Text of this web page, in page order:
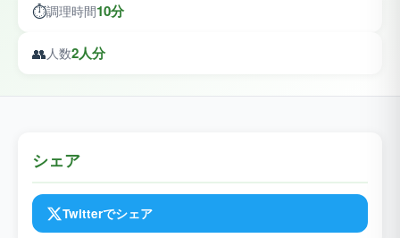
⏱️調理時間10分
👥人数2人分
シェア
Twitterでシェア